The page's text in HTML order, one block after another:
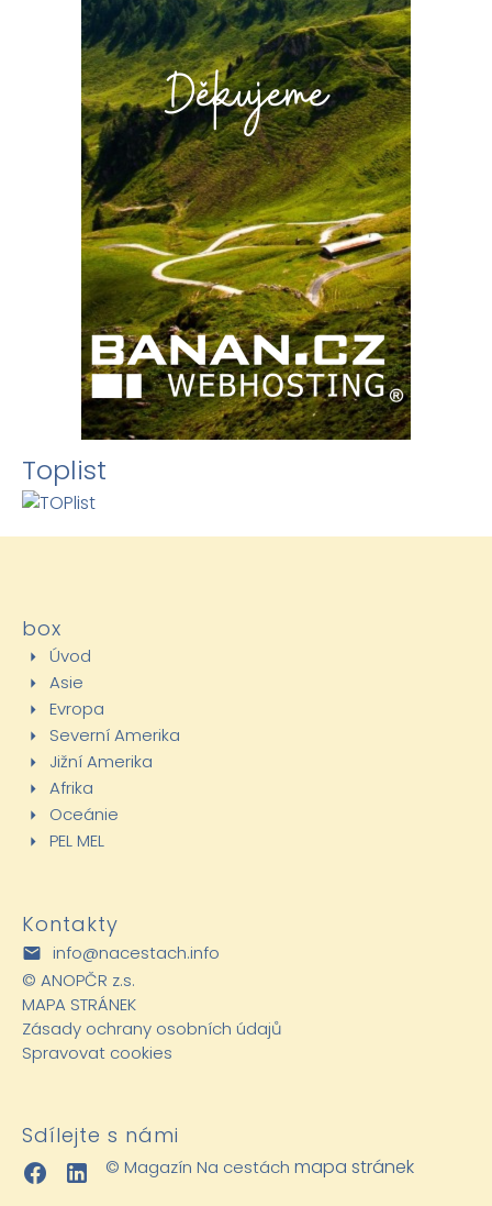
Toplist
box
Úvod
Asie
Evropa
Severní Amerika
Jižní Amerika
Afrika
Oceánie
PEL MEL
Kontakty
info@nacestach.info
© ANOPČR z.s.
MAPA STRÁNEK
Zásady ochrany osobních údajů
Spravovat cookies
Sdílejte s námi
© Magazín Na cestách mapa stránek